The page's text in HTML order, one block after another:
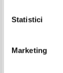
Statistici
Marketing